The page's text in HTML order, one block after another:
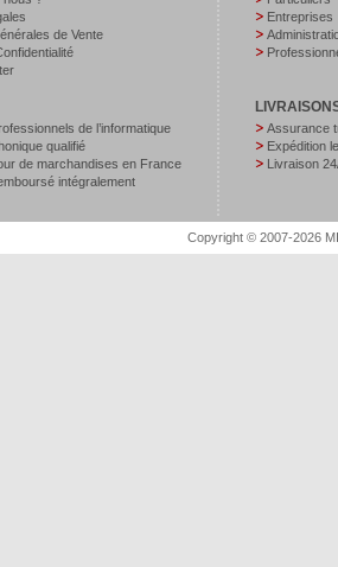
de Vente
de l’informatique
qualifié
de marchandises en France
intégralement
Entreprises
Assurance
Expédition
Livraison
Copyright © 2007-2026